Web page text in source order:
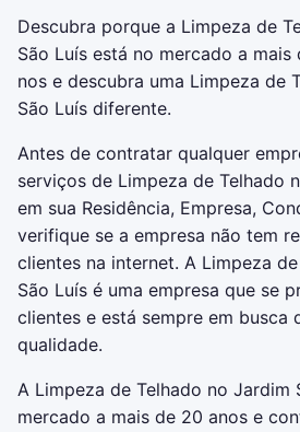
Descubra porque a Limpeza de
São Luís está no mercado a mais
nos e descubra uma Limpeza de
São Luís diferente.
Antes de contratar qualquer
serviços de Limpeza de Telhado
em sua Residência, Empresa,
verifique se a empresa não tem
clientes na internet. A Limpeza
São Luís é uma empresa que se
clientes e está sempre em busca
qualidade.
A Limpeza de Telhado no Jardim
mercado a mais de 20 anos e